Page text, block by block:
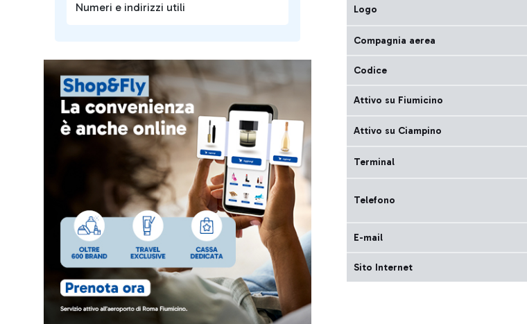
Logo
Compagnia aerea
Codice
Attivo su Fiumicino
Attivo su Ciampino
Terminal
Telefono
E-mail
Sito Internet
Numeri e indirizzi utili